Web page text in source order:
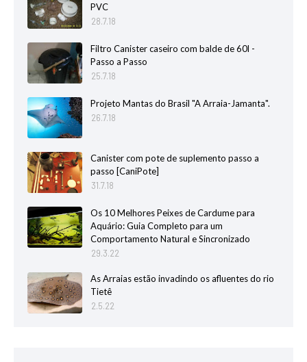
PVC
28.7.18
Filtro Canister caseiro com balde de 60l -
Passo a Passo
25.7.18
Projeto Mantas do Brasil "A Arraia-Jamanta".
26.7.18
Canister com pote de suplemento passo a
passo [CaniPote]
31.7.18
Os 10 Melhores Peixes de Cardume para
Aquário: Guia Completo para um
Comportamento Natural e Sincronizado
29.3.22
As Arraias estão invadindo os afluentes do rio
Tietê
2.5.22